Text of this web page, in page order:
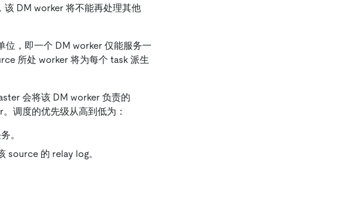
DM worker 将不能再处理其他
位，即一个 DM worker 仅能服务一
所处 worker 将为每个 task 派生
会将该 DM worker 负责的
调度的优先级从高到低为：
。
source 的 relay log。